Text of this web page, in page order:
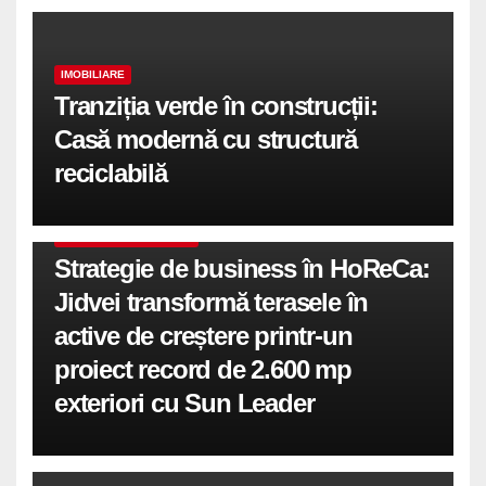
IMOBILIARE
Tranziția verde în construcții:
Casă modernă cu structură
reciclabilă
Strategie de business în HoReCa:
Jidvei transformă terasele în
active de creștere printr-un
proiect record de 2.600 mp
exteriori cu Sun Leader